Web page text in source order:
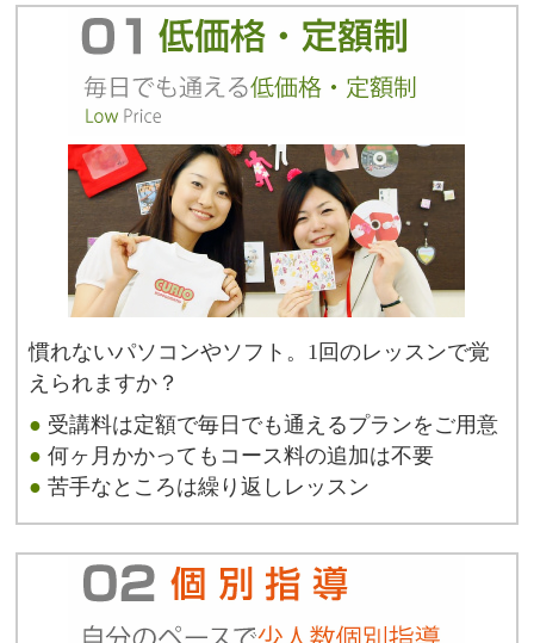
慣れないパソコンやソフト。1回のレッスンで覚
えられますか？
● 受講料は定額で毎日でも通えるプランをご用意
● 何ヶ月かかってもコース料の追加は不要
● 苦手なところは繰り返しレッスン